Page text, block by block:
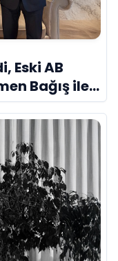
Eski AB
Bağış ile